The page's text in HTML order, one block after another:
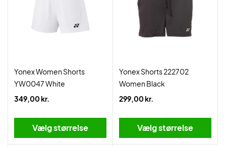
Yonex Women Shorts
YW0047 White
349,00 kr.
Vælg størrelse
Yonex Shorts 222702
Women Black
299,00 kr.
Vælg størrelse